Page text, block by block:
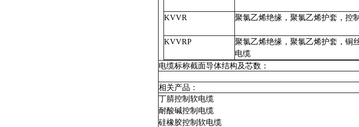
KVVR 聚氯乙烯绝缘，聚氯乙烯护套
KVVRP 聚氯乙烯绝缘，聚氯乙烯护套，铜
电缆
电缆标称截面导体结构及芯数：
相关产品：
丁腈控制软电缆
耐酸碱控制电缆
硅橡胶控制软电缆